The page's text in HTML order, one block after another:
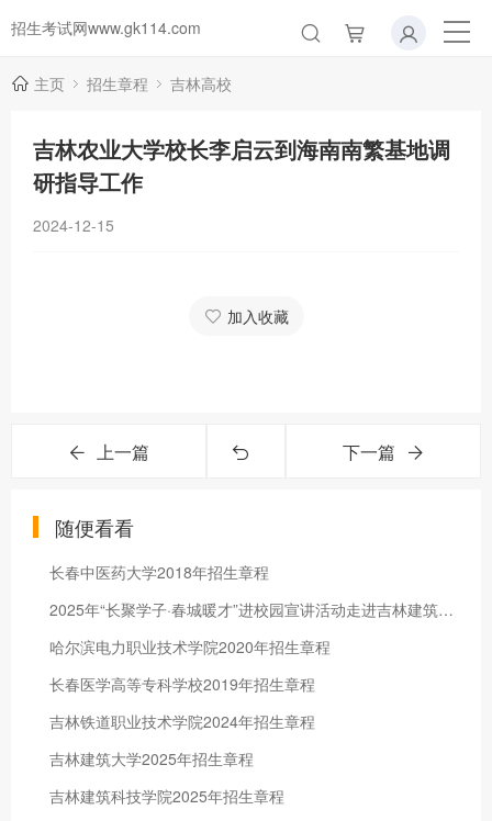
招生考试网www.gk114.com
主页 招生章程 吉林高校
吉林农业大学校长李启云到海南南繁基地调
研指导工作
2024-12-15
加入收藏
上一篇 下一篇
随便看看
长春中医药大学2018年招生章程
2025年“长聚学子·春城暖才”进校园宣讲活动走进吉林建筑大学
哈尔滨电力职业技术学院2020年招生章程
长春医学高等专科学校2019年招生章程
吉林铁道职业技术学院2024年招生章程
吉林建筑大学2025年招生章程
吉林建筑科技学院2025年招生章程